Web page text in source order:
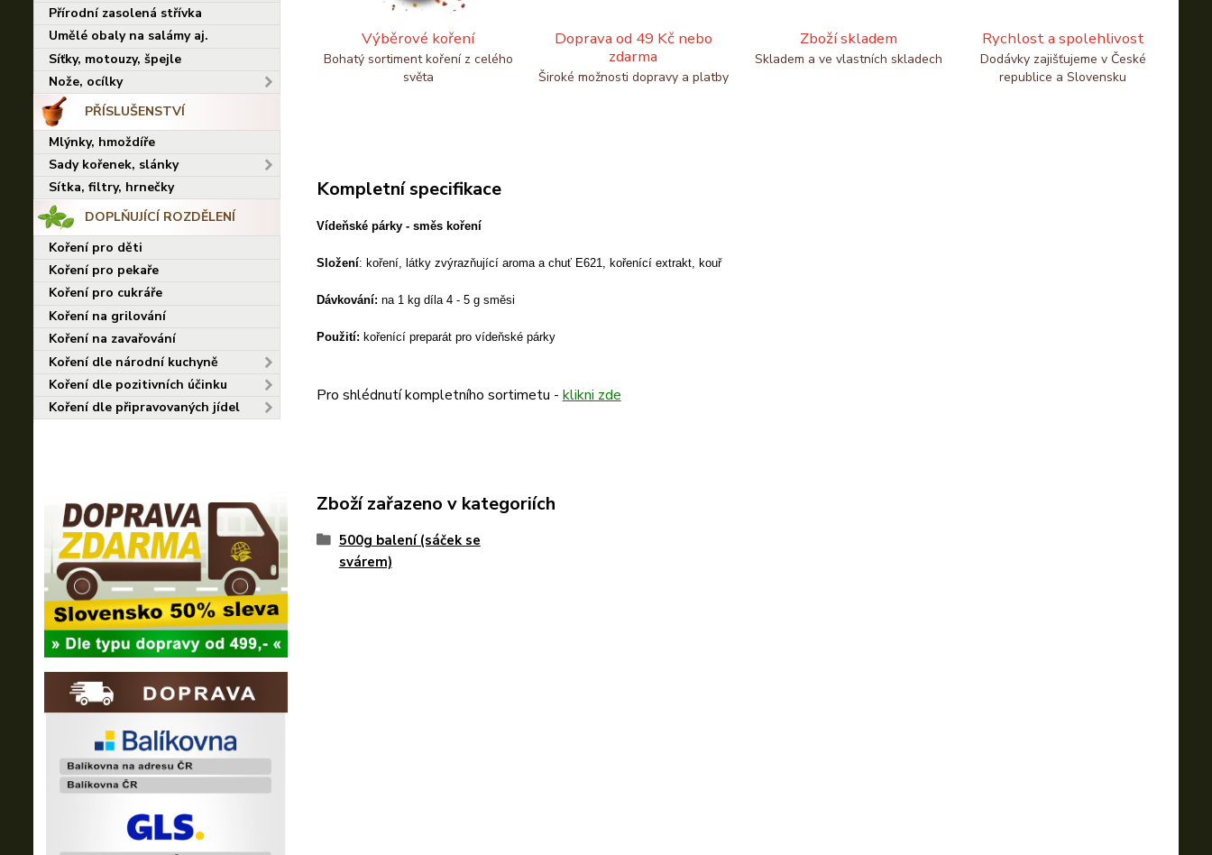
Přírodní zasolená střívka
Umělé obaly na salámy aj.
Síťky, motouzy, špejle
Nože, ocílky
PŘÍSLUŠENSTVÍ
Mlýnky, hmoždíře
Sady kořenek, slánky
Sítka, filtry, hrnečky
DOPLŇUJÍCÍ ROZDĚLENÍ
Koření pro děti
Koření pro pekaře
Koření pro cukráře
Koření na grilování
Koření na zavařování
Koření dle národní kuchyně
Koření dle pozitivních účinku
Koření dle připravovaných jídel
Výběrové koření
Bohatý sortiment koření z celého
světa
Doprava od 49 Kč nebo
zdarma
Široké možnosti dopravy a platby
Zboží skladem
Skladem a ve vlastních skladech
Rychlost a spolehlivost
Dodávky zajišťujeme v České
republice a Slovensku
Kompletní specifikace
Vídeňské párky - směs koření
Složení: koření, látky zvýrazňující aroma a chuť E621, kořenící extrakt, kouř
Dávkování: na 1 kg díla 4 - 5 g směsi
Použití: kořenící preparát pro vídeňské párky
Pro shlédnutí kompletního sortimetu - klikni zde
Zboží zařazeno v kategoriích
500g balení (sáček se
svárem)